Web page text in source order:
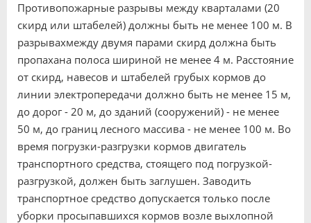
Противопожарные разрывы между кварталами (20
скирд или штабелей) должны быть не менее 100 м. В
разрывахмежду двумя парами скирд должна быть
пропахана полоса шириной не менее 4 м. Расстояние
от скирд, навесов и штабелей грубых кормов до
линии электропередачи должно быть не менее 15 м,
до дорог - 20 м, до зданий (сооружений) - не менее
50 м, до границ лесного массива - не менее 100 м. Во
время погрузки-разгрузки кормов двигатель
транспортного средства, стоящего под погрузкой-
разгрузкой, должен быть заглушен. Заводить
транспортное средство допускается только после
уборки просыпавшихся кормов возле выхлопной